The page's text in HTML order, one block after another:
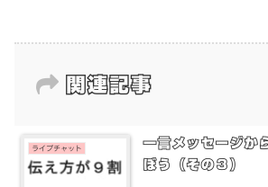
関連記事
ライブチャット
一言メッセージか
ぼう（その３）